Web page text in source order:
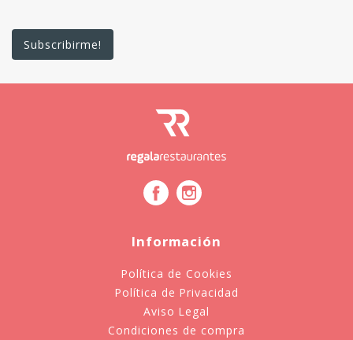
Información
Política de Cookies
Política de Privacidad
Aviso Legal
Condiciones de compra